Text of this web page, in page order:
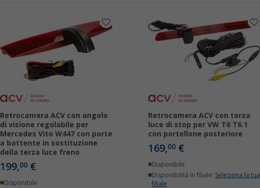
Retrocamera ACV con angolo
di visione regolabile per
Mercedes Vito W447 con porte
a battente in sostituzione
della terza luce freno
199,00 €
Disponibile
Retrocamera ACV con terza
luce di stop per VW T6 T6.1
con portellone posteriore
169,00€
Disponibile
Disponibilità in filiale: Seleziona la tua
filiale